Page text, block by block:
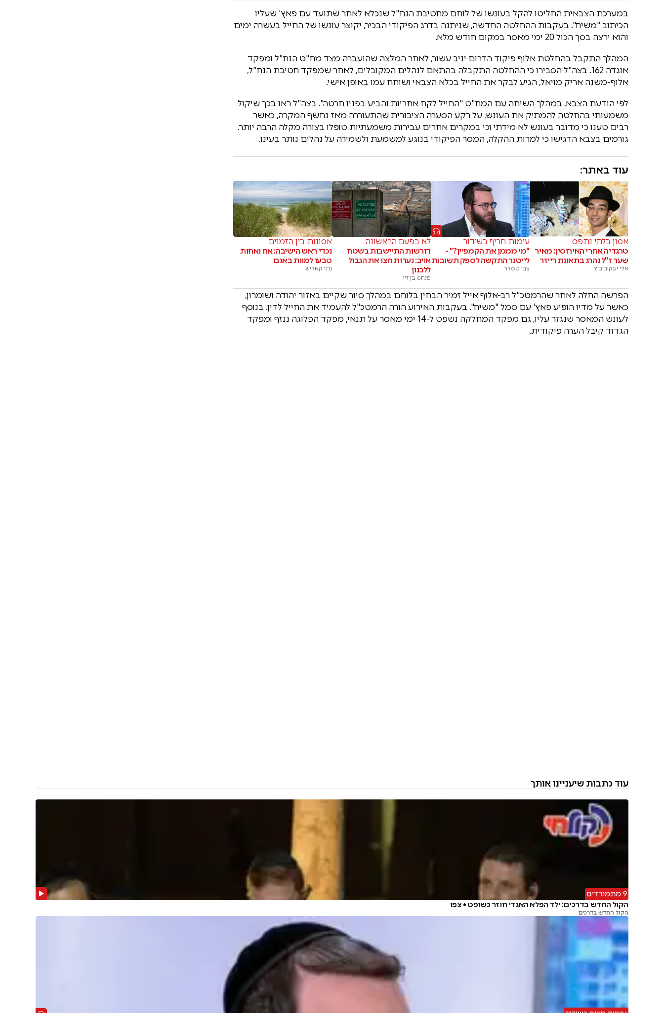
במערכת הצבאית החליטו להקל בעונשו של לוחם מחטיבת הנח"ל שנכלא לאחר שתועד עם פאץ' שעליו
הכיתוב "משיח". בעקבות ההחלטה החדשה, שניתנה בדרג הפיקודי הבכיר, יקוצר עונשו של החייל בעשרה ימים
והוא ירצה בסך הכול 20 ימי מאסר במקום חודש מלא.
המהלך התקבל בהחלטת אלוף פיקוד הדרום יניב עשור, לאחר המלצה שהועברה מצד מח"ט הנח"ל ומפקד
אוגדה 162. בצה"ל הסבירו כי ההחלטה התקבלה בהתאם לנהלים המקובלים, לאחר שמפקד חטיבת הנח"ל,
אלוף-משנה אריק מויאל, הגיע לבקר את החייל בכלא הצבאי ושוחח עמו באופן אישי.
לפי הודעת הצבא, במהלך השיחה עם המח"ט "החייל לקח אחריות והביע בפניו חרטה". בצה"ל ראו בכך שיקול
משמעותי בהחלטה להמתיק את העונש, על רקע הסערה הציבורית שהתעוררה מאז נחשף המקרה, כאשר
רבים טענו כי מדובר בעונש לא מידתי וכי במקרים אחרים עבירות משמעתיות טופלו בצורה מקלה הרבה יותר.
גורמים בצבא הדגישו כי למרות ההקלה, המסר הפיקודי בנוגע למשמעת ולשמירה על נהלים נותר בעינו.
עוד באתר:
אסון בלתי נתפס
טרגדיה אחרי האירוסין: מאיר
שער ז"ל נהרג בתאונת רייזר
אלי יעקובוביץ
עימות חריף בשידור
"מי מממן את הקמפיין?" -
לייטנר התקשה לספק תשובות
צבי טסלר
לא בפעם הראשונה
דורשות התיישבות בשטח
אויב: נערות חצו את הגבול
ללבנון
פנחס בן זיו
אסונות בין הזמנים
נכדי ראש הישיבה: אח ואחות
טבעו למוות באגם
נתי קאליש
הפרשה החלה לאחר שהרמטכ"ל רב-אלוף אייל זמיר הבחין בלוחם במהלך סיור שקיים באזור יהודה ושומרון,
כאשר על מדיו הופיע פאץ' עם סמל "משיח". בעקבות האירוע הורה הרמטכ"ל להעמיד את החייל לדין. בנוסף
לעונש המאסר שנגזר עליו, גם מפקד המחלקה נשפט ל-14 ימי מאסר על תנאי, מפקד הפלוגה ננזף ומפקד
הגדוד קיבל הערה פיקודית.
עוד כתבות שיעניינו אותך
9 מתמודדים
הקול החדש בדרכים: ילד הפלא האגדי חוזר כשופט • צפו
הקול החדש בדרכים